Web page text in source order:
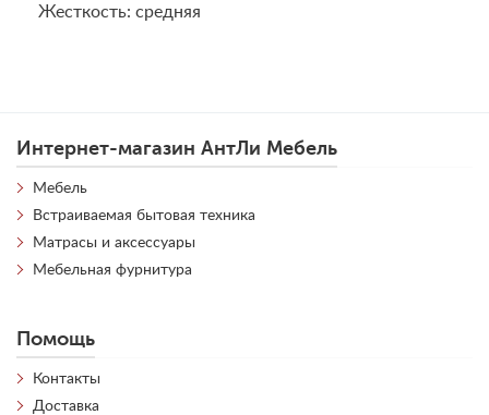
Жесткость: средняя
Интернет-магазин АнтЛи Мебель
Мебель
Встраиваемая бытовая техника
Матрасы и аксессуары
Мебельная фурнитура
Помощь
Контакты
Доставка